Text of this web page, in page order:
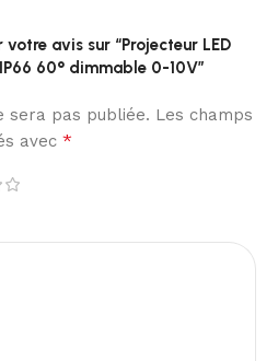
avis sur “Projecteur LED
60° dimmable 0-10V”
sera pas publiée. Les champs
avec *